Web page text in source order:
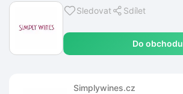
Sledovat Sdílet
Do obchodu
Simplywines.cz